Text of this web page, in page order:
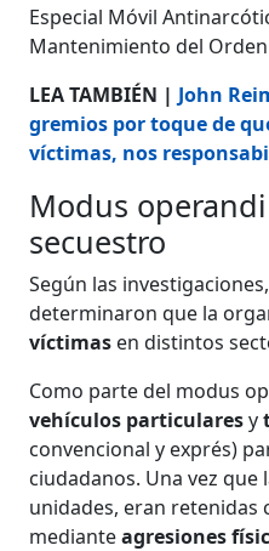
Especial Móvil
Mantenimiento del
LEA TAMBIÉN | John
gremios por toque de
víctimas, nos
Modus
secuestro
Según las
determinaron que la
víctimas en distintos
Como parte del modus
vehículos particularesy
convencional y exprés)
ciudadanos. Una vez que
unidades, eran retenidas
medianteagresiones